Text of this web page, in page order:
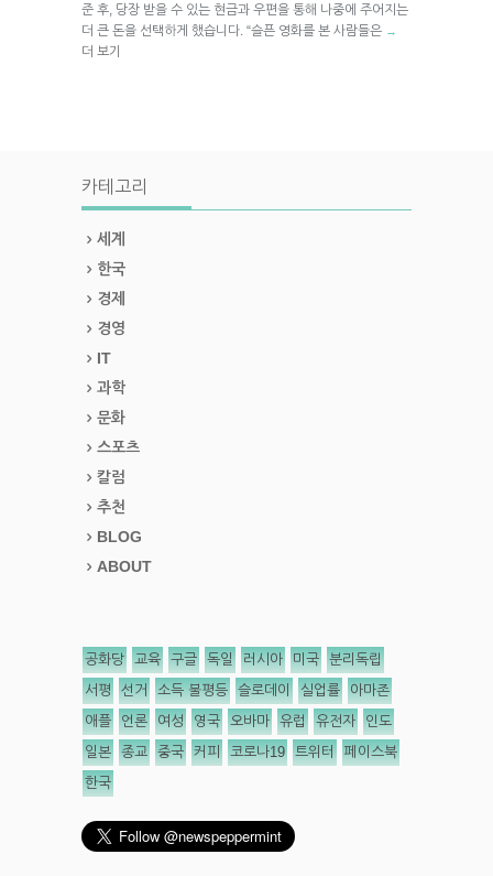
준 후, 당장 받을 수 있는 현금과 우편을 통해 나중에 주어지는
더 큰 돈을 선택하게 했습니다. “슬픈 영화를 본 사람들은 →
더 보기
카테고리
세계
한국
경제
경영
IT
과학
문화
스포츠
칼럼
추천
BLOG
ABOUT
공화당 교육 구글 독일 러시아 미국 분리독립
서평 선거 소득 불평등 슬로데이 실업률 아마존
애플 언론 여성 영국 오바마 유럽 유전자 인도
일본 종교 중국 커피 코로나19 트위터 페이스북
한국